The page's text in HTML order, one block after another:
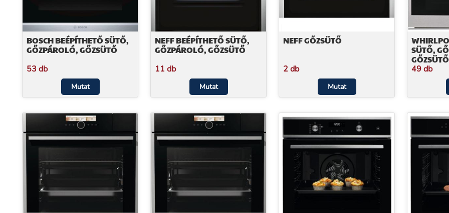
BOSCH BEÉPÍTHETŐ SÜTŐ,
GŐZPÁROLÓ, GŐZSÜTŐ
53 db
Mutat
NEFF BEÉPÍTHETŐ SÜTŐ,
GŐZPÁROLÓ, GŐZSÜTŐ
11 db
Mutat
NEFF GŐZSÜTŐ
2 db
Mutat
SÜTŐ,
GŐZSÜTŐ
49 db